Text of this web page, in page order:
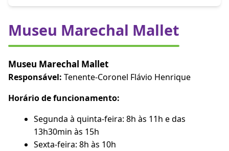
Museu Marechal Mallet
Museu Marechal Mallet
Responsável: Tenente-Coronel Flávio Henrique
Horário de funcionamento:
Segunda à quinta-feira: 8h às 11h e das
13h30min às 15h
Sexta-feira: 8h às 10h